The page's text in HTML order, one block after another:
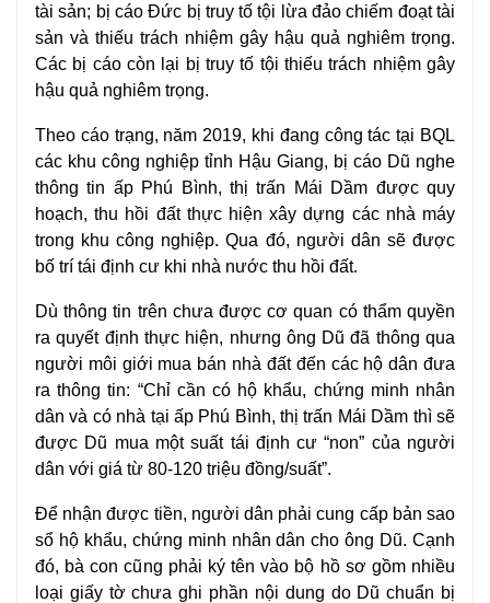
tài sản; bị cáo Đức bị truy tố tội lừa đảo chiếm đoạt tài
sản và thiếu trách nhiệm gây hậu quả nghiêm trọng.
Các bị cáo còn lại bị truy tố tội thiếu trách nhiệm gây
hậu quả nghiêm trọng.
Theo cáo trạng, năm 2019, khi đang công tác tại BQL
các khu công nghiệp tỉnh Hậu Giang, bị cáo Dũ nghe
thông tin ấp Phú Bình, thị trấn Mái Dầm được quy
hoạch, thu hồi đất thực hiện xây dựng các nhà máy
trong khu công nghiệp. Qua đó, người dân sẽ được
bố trí tái định cư khi nhà nước thu hồi đất.
Dù thông tin trên chưa được cơ quan có thẩm quyền
ra quyết định thực hiện, nhưng ông Dũ đã thông qua
người môi giới mua bán nhà đấtđến các hộ dân đưa
ra thông tin: “Chỉ cần có hộ khẩu, chứng minh nhân
dân và có nhà tại ấp Phú Bình, thị trấn Mái Dầm thì sẽ
được Dũ mua một suất tái định cư “non” của người
dân với giá từ 80-120 triệu đồng/suất”.
Để nhận được tiền, người dân phải cung cấp bản sao
sổ hộ khẩu, chứng minh nhân dân cho ông Dũ. Cạnh
đó, bà con cũng phải ký tên vào bộ hồ sơ gồm nhiều
loại giấy tờ chưa ghi phần nội dung do Dũ chuẩn bị